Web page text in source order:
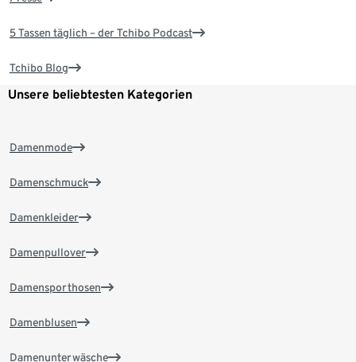
5 Tassen täglich – der Tchibo Podcast
Tchibo Blog
Unsere beliebtesten Kategorien
Damenmode
Damenschmuck
Damenkleider
Damenpullover
Damensporthosen
Damenblusen
Damenunterwäsche